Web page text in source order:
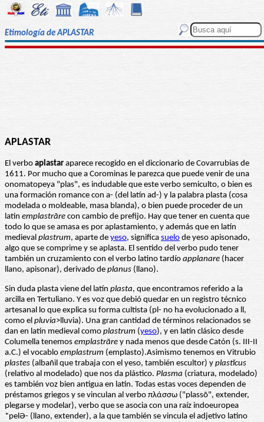
Etimología de APLASTAR
APLASTAR
El verbo aplastar aparece recogido en el diccionario de Covarrubias de
1611. Por mucho que a Corominas le parezca que puede venir de una
onomatopeya "plas", es indudable que este verbo semiculto, o bien es
una formación romance con a- (del latín ad-) y la palabra plasta (cosa
modelada o moldeable, masa blanda), o bien puede proceder de un
latín emplastrāre con cambio de prefijo. Hay que tener en cuenta que
todo lo que se amasa es por aplastamiento, y además que en latín
medieval plastrum, aparte de yeso, significa suelo de yeso apisonado,
algo que se comprime y se aplasta. El sentido del verbo pudo tener
también un cruzamiento con el verbo latino tardío applanare (hacer
llano, apisonar), derivado de planus (llano).
Sin duda plasta viene del latín plasta, que encontramos referido a la
arcilla en Tertuliano. Y es voz que debió quedar en un registro técnico
artesanal lo que explica su forma cultista (pl- no ha evolucionado a ll,
como el pluvia>lluvia). Una gran cantidad de términos relacionados se
dan en latín medieval como plastrum (yeso), y en latín clásico desde
Columella tenemos emplastrāre y nada menos que desde Catón (s. III-II
a.C.) el vocablo emplastrum (emplasto).Asimismo tenemos en Vitrubio
plastes (albañil que trabaja con el yeso, también escultor) y plastĭcus
(relativo al modelado) que nos da plástico. Plasma (criatura, modelado)
es también voz bien antigua en latín. Todas estas voces dependen de
préstamos griegos y se vinculan al verbo πλάσσω ("plassō", extender,
plegarse y modelar), verbo que se asocia con una raíz indoeuropea
*pelƏ- (llano, extender), a la que también se vincula el adjetivo latino